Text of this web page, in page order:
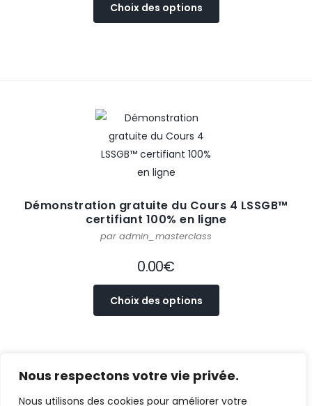
Nous respectons votre vie privée.
Nous utilisons des cookies pour améliorer votre
Choix des options
Démonstration gratuite du Cours 4 LSSGB™
certifiant 100% en ligne
par admin_masterclass
0.00€
Choix des options